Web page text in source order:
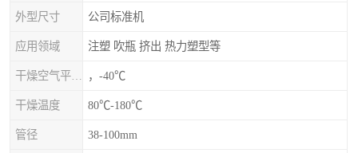
外型尺寸 公司标准机
应用领域 注塑 吹瓶 挤出 热力塑型等
，-40℃
干燥温度 80℃-180℃
管径 38-100mm